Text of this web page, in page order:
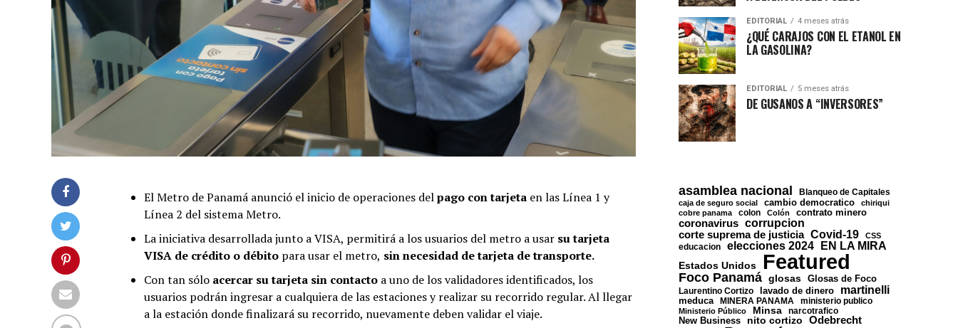
El Metro de Panamá anunció el inicio de operaciones delpago con tarjeta en las Línea 1 y
Línea 2 del sistema Metro.
La iniciativa desarrollada junto a VISA, permitirá a los usuarios del metro a usar su tarjeta
VISA de crédito o débito para usar el metro, sin necesidad de tarjeta de transporte.
Con tan sólo acercar su tarjeta sin contacto a uno de los validadores identificados, los
usuarios podrán ingresar a cualquiera de las estaciones y realizar su recorrido regular. Al llegar
a la estación donde finalizará su recorrido, nuevamente deben validar el viaje.
EDITORIAL 4 meses atrás
¿QUÉ CARAJOS CON EL ETANOL EN
LA GASOLINA?
EDITORIAL 5 meses atrás
DE GUSANOS A “INVERSORES”
asamblea nacional Blanqueo de Capitales
caja de seguro social cambio democratico
chiriqui
cobre panama
colon Colón contrato minero
coronavirus corrupcion
corte suprema de justicia Covid-19 CSS
educacion elecciones 2024 EN LA MIRA
Estados Unidos Featured
Foco Panamá glosas Glosas de Foco
Laurentino Cortizo lavado de dinero martinelli
meduca MINERA PANAMA ministerio publico
Ministerio Público Minsa
narcotrafico
New Business
nito cortizo Odebrecht